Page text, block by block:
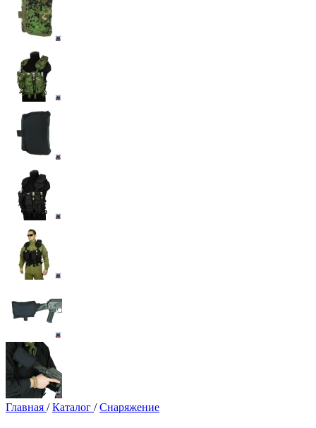
Главная / Каталог / Снаряжение